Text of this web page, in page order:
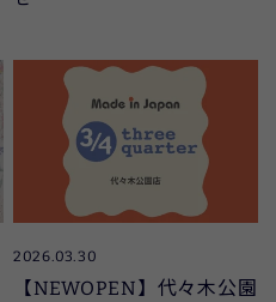
2026.03.30
【NEWOPEN】代々木公園